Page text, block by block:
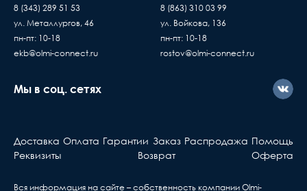
8 (343) 289 51 53
ул. Металлургов, 46
пн-пт: 10-18
ekb@olmi-connect.ru
8 (863) 310 03 99
ул. Войкова, 136
пн-пт: 10-18
rostov@olmi-connect.ru
Мы в соц. сетях
Доставка Оплата Гарантии Заказ Распродажа Помощь
Реквизиты
Возврат Оферта
Вся информация на сайте – собственность компании Olmi-